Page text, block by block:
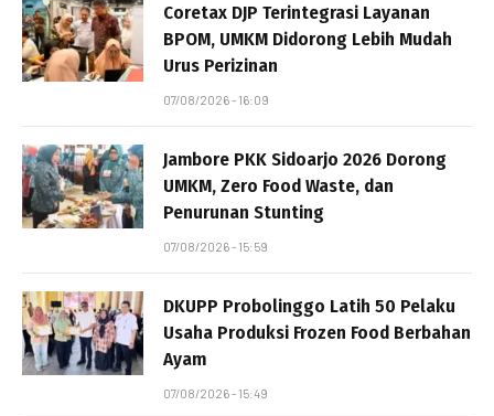
Coretax DJP Terintegrasi Layanan
BPOM, UMKM Didorong Lebih Mudah
Urus Perizinan
07/08/2026 - 16:09
Jambore PKK Sidoarjo 2026 Dorong
UMKM, Zero Food Waste, dan
Penurunan Stunting
07/08/2026 - 15:59
DKUPP Probolinggo Latih 50 Pelaku
Usaha Produksi Frozen Food Berbahan
Ayam
07/08/2026 - 15:49